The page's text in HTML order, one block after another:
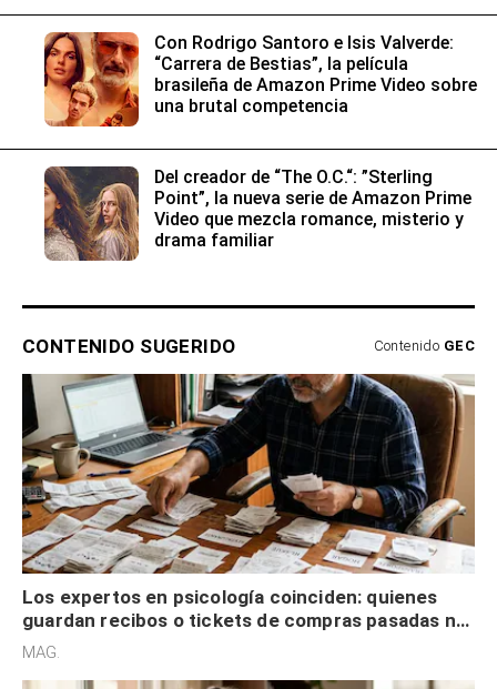
Con Rodrigo Santoro e Isis Valverde:
“Carrera de Bestias”, la película
brasileña de Amazon Prime Video sobre
una brutal competencia
Del creador de “The O.C.“: ”Sterling
Point”, la nueva serie de Amazon Prime
Video que mezcla romance, misterio y
drama familiar
CONTENIDO SUGERIDO Contenido GEC
Los expertos en psicología coinciden: quienes
guardan recibos o tickets de compras pasadas no
son acumuladores, sino que tienen necesidad de
MAG.